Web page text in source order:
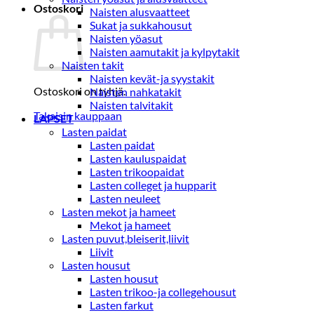
Ostoskori
Ostoskori on tyhjä.
Takaisin kauppaan
Naisten alusvaatteet
Sukat ja sukkahousut
Naisten yöasut
Naisten aamutakit ja kylpytakit
Naisten takit
Naisten kevät-ja syystakit
Naisten nahkatakit
Naisten talvitakit
LAPSET
Lasten paidat
Lasten paidat
Lasten kauluspaidat
Lasten trikoopaidat
Lasten colleget ja hupparit
Lasten neuleet
Lasten mekot ja hameet
Mekot ja hameet
Lasten puvut,bleiserit,liivit
Liivit
Lasten housut
Lasten housut
Lasten trikoo-ja collegehousut
Lasten farkut